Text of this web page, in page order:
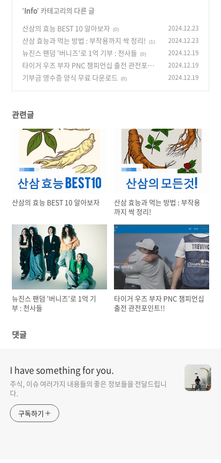
'Info' 카테고리의 다른 글
산삼의 효능 BEST 10 알아보자 (0) 2024.12.23
산삼 효능과 먹는 방법 : 부작용까지 싹 정리! (1) 2024.12.23
뉴진스 팬덤 '버니즈'로 1억 기부 : 천사들 (0) 2024.12.19
타이거 우즈 부자 PNC 챔피언십 출전 관전포인
트!! (0)
2024.12.19
기부금 영수증 양식 무료 다운로드 (0) 2024.12.19
관련글
산삼의 효능 BEST 10 알아보자
산삼 효능과 먹는 방법 : 부작용
까지 싹 정리!
뉴진스 팬덤 '버니즈'로 1억 기
부 : 천사들
타이거 우즈 부자 PNC 챔피언십
출전 관전포인트!!
댓글
I have something for you.
주식, 이슈 여러가지 내용들의 좋은 정보들을 전달드립니
다.
구독하기